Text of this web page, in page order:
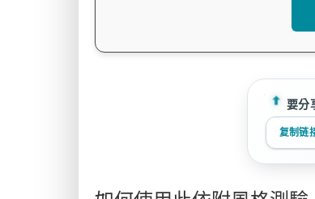
要分
复制链